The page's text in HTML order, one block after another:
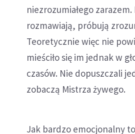
niezrozumiałego
rozmawiają, próbują
Teoretycznie więc nie
mieściło się im jednak w
czasów. Nie dopuszczali
zobaczą Mistrza żywego.
Jak bardzo emocjonalny